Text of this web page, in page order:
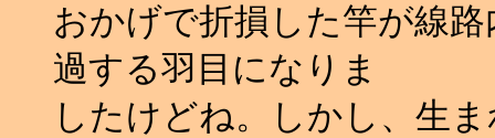
おかげで折損した竿が線
過する羽目になりま
したけどね。しかし、生